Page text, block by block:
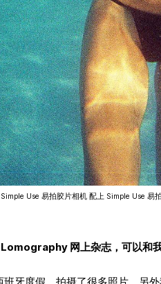
Use 易拍胶片相机 配上 Simple Use 易
网上杂志，可以和